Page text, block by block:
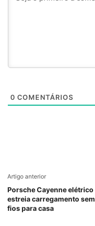
0 COMENTÁRIOS
Artigo anterior
Porsche Cayenne elétrico
estreia carregamento sem
fios para casa